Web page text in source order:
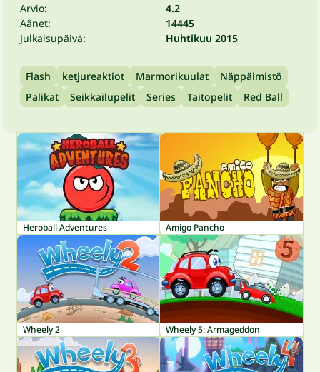
Arvio:
4.2
Äänet:
14445
Julkaisupäivä:
Huhtikuu 2015
Flash ketjureaktiot Marmorikuulat
Näppäimistö
Palikat
Seikkailupelit Series Taitopelit Red Ball
Heroball Adventures Amigo Pancho
Wheely 2 Wheely 5: Armageddon